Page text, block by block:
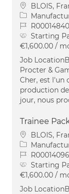
Location
BLOIS,
Category
Job Id
Starting
€1,600.00 /
Job
Procter &
Cher, est l'un
production
jour, nous
Trainee
Location
BLOIS,
Category
Job Id
Starting
€1,600.00 /
Job